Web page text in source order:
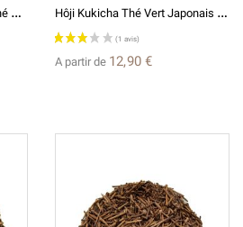
G
Enmaicha De M. Shigeta Thé Vert Japonais D'exception Au Riz Grillé 玄米茶繁田 H
Ôji Kukicha Thé Vert Japonais De Tiges Grillées ほうじ茎茶
A partir de 12,90 €